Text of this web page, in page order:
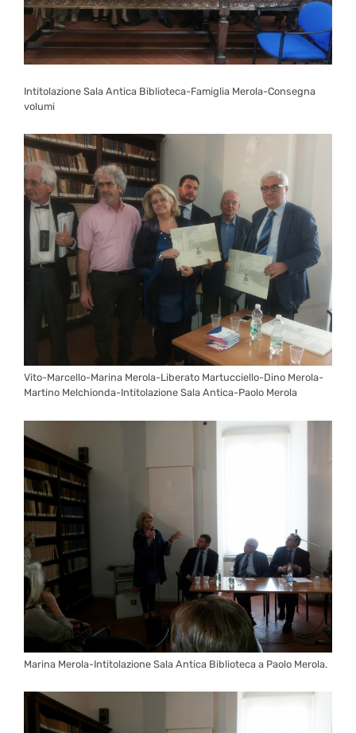
Intitolazione Sala Antica Biblioteca-Famiglia Merola-Consegna
volumi
Vito-Marcello-Marina Merola-Liberato Martucciello-Dino Merola-
Martino Melchionda-Intitolazione Sala Antica-Paolo Merola
Marina Merola-Intitolazione Sala Antica Biblioteca a Paolo Merola.